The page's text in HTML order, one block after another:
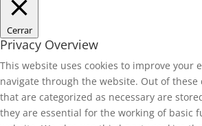
Cerrar
Privacy Overview
This website uses cookies to improve your
navigate through the website. Out of these
that are categorized as necessary are
they are essential for the working of basic